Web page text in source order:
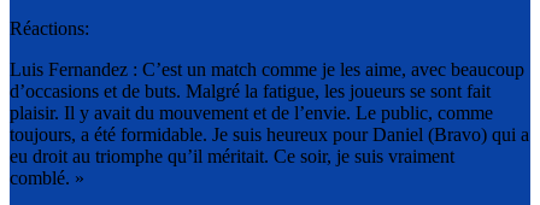
Réactions:
Luis Fernandez : C’est un match comme je les aime, avec beaucoup
d’occasions et de buts. Malgré la fatigue, les joueurs se sont fait
plaisir. Il y avait du mouvement et de l’envie. Le public, comme
toujours, a été formidable. Je suis heureux pour Daniel (Bravo) qui a
eu droit au triomphe qu’il méritait. Ce soir, je suis vraiment
comblé. »